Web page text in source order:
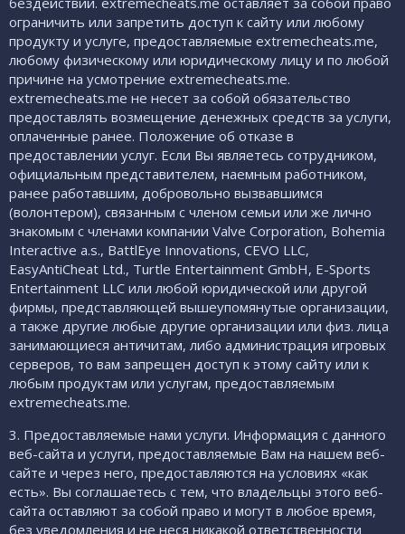
ограничить или запретить доступ к сайту или любому
продукту и услуге, предоставляемые extremecheats.me,
любому физическому или юридическому лицу и по любой
причине на усмотрение extremecheats.me.
extremecheats.me не несет за собой обязательство
предоставлять возмещение денежных средств за услуги,
оплаченные ранее. Положение об отказе в
предоставлении услуг. Если Вы являетесь сотрудником,
официальным представителем, наемным работником,
ранее работавшим, добровольно вызвавшимся
(волонтером), связанным с членом семьи или же лично
знакомым с членами компании Valve Corporation, Bohemia
Interactive a.s., BattlEye Innovations, CEVO LLC,
EasyAntiCheat Ltd., Turtle Entertainment GmbH, E-Sports
Entertainment LLC или любой юридической или другой
фирмы, представляющей вышеупомянутые организации,
а также другие любые другие организации или физ. лица
занимающиеся античитам, либо администрация игровых
серверов, то вам запрещен доступ к этому сайту или к
любым продуктам или услугам, предоставляемым
extremecheats.me.
3. Предоставляемые нами услуги. Информация с данного
веб-сайта и услуги, предоставляемые Вам на нашем веб-
сайте и через него, предоставляются на условиях «как
есть». Вы соглашаетесь с тем, что владельцы этого веб-
сайта оставляют за собой право и могут в любое время,
без уведомления и не неся никакой ответственности